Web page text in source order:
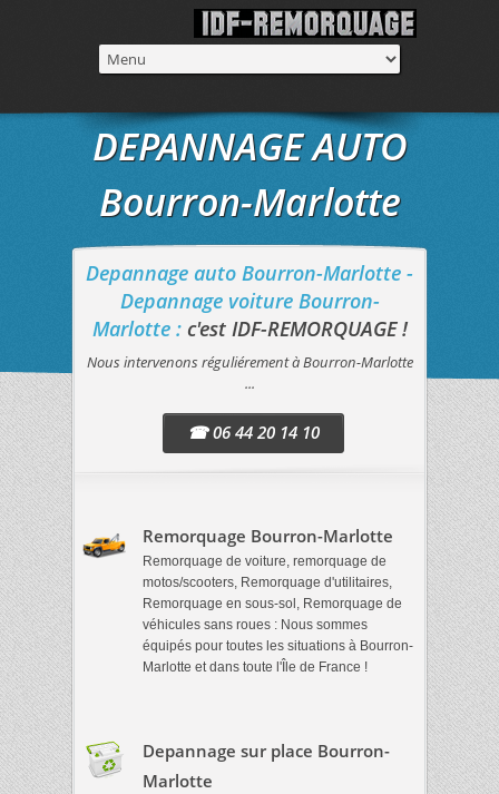
DEPANNAGE AUTO
Bourron-Marlotte
Depannage auto Bourron-Marlotte -
Depannage voiture Bourron-
Marlotte : c'est IDF-REMORQUAGE !
Nous intervenons réguliérement à Bourron-Marlotte
...
☎ 06 44 20 14 10
Remorquage Bourron-Marlotte
Remorquage de voiture, remorquage de
motos/scooters, Remorquage d'utilitaires,
Remorquage en sous-sol, Remorquage de
véhicules sans roues : Nous sommes
équipés pour toutes les situations à Bourron-
Marlotte et dans toute l'Île de France !
Depannage sur place Bourron-
Marlotte